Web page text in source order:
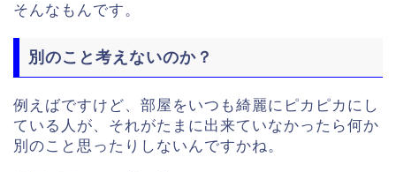
そんなもんです。
別のこと考えないのか？
例えばですけど、部屋をいつも綺麗にピカピカにし
ている人が、それがたまに出来ていなかったら何か
別のこと思ったりしないんですかね。